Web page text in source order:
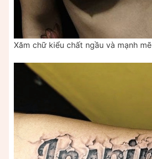
Xăm chữ kiểu chất ngầu và mạnh mẽ